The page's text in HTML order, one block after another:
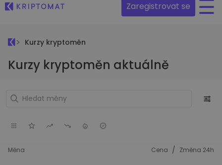
Zaregistrovat se
Kurzy kryptoměn
Kurzy kryptoměn aktuálně
Měna Cena / Změna 24h